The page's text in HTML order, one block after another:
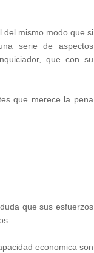
del mismo modo que si
serie de aspectos
que con su
que merece la pena
que sus esfuerzos
economica son